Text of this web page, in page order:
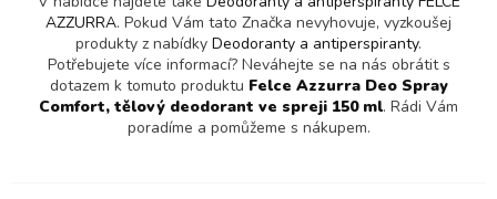
AZZURRA. Pokud Vám tato Značka nevyhovuje, vyzkoušej
produkty z nabídky Deodoranty a antiperspiranty.
Potřebujete více informací? Neváhejte se na nás obrátit s
dotazem k tomuto produktu Felce Azzurra Deo Spray
Comfort, tělový deodorant ve spreji 150 ml. Rádi Vám
poradíme a pomůžeme s nákupem.